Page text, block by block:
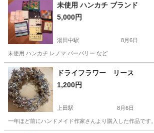
未使用 ハンカチ ブランド
5,000円
湯田中駅 8月6日
未使用 ハンカチ レノマ バーバリー など
長野 下高井郡 湯田中駅 その他
ドライフラワー リース
1,200円
上田駅 8月6日
一年ほど前にハンドメイド作家さんより購入した作品です。